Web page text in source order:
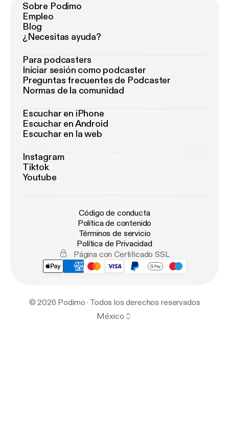
Sobre Podimo
Empleo
Blog
¿Necesitas ayuda?
Para podcasters
Iniciar sesión como podcaster
Preguntas frecuentes de Podcaster
Normas de la comunidad
Escuchar en iPhone
Escuchar en Android
Escuchar en la web
Instagram
Tiktok
Youtube
Código de conducta
Política de contenido
Términos de servicio
Política de Privacidad
Página con Certificado SSL
© 2026 Podimo · Todos los derechos reservados
México